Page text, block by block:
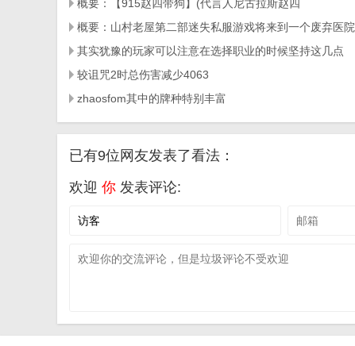
概要：【915赵四带狗】(代言人尼古拉斯赵四
概要：山村老屋第二部迷失私服游戏将来到一个废弃医院
其实犹豫的玩家可以注意在选择职业的时候坚持这几点
较诅咒2时总伤害减少4063
zhaosfom其中的牌种特别丰富
已有9位网友发表了看法：
欢迎 你 发表评论: